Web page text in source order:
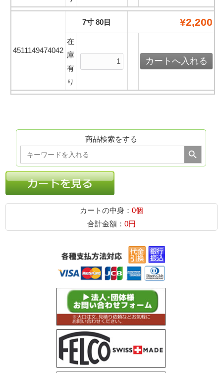
4511149474042
7寸 80目 ¥2,200
在
庫
有
り
商品検索をする
Search
for:
Search Button
カートの中身： 0個
合計金額： 0円